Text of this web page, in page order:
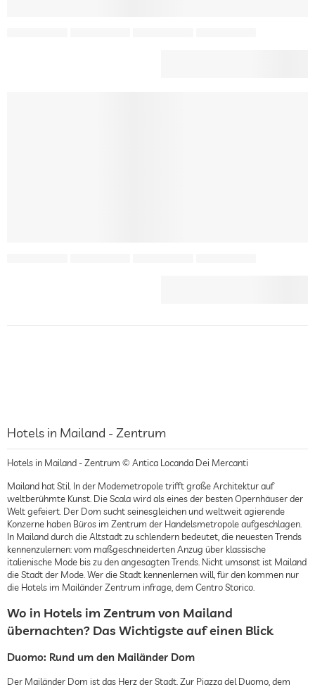
Hotels in Mailand - Zentrum
Hotels in Mailand - Zentrum © Antica Locanda Dei Mercanti
Mailand hat Stil. In der Modemetropole trifft große Architektur auf
weltberühmte Kunst. Die Scala wird als eines der besten Opernhäuser der
Welt gefeiert. Der Dom sucht seinesgleichen und weltweit agierende
Konzerne haben Büros im Zentrum der Handelsmetropole aufgeschlagen.
In Mailand durch die Altstadt zu schlendern bedeutet, die neuesten Trends
kennenzulernen: vom maßgeschneiderten Anzug über klassische
italienische Mode bis zu den angesagten Trends. Nicht umsonst ist Mailand
die Stadt der Mode. Wer die Stadt kennenlernen will, für den kommen nur
die Hotels im Mailänder Zentrum infrage, dem Centro Storico.
Wo in Hotels im Zentrum von Mailand
übernachten? Das Wichtigste auf einen Blick
Duomo: Rund um den Mailänder Dom
Der Mailänder Dom ist das Herz der Stadt. Zur Piazza del Duomo, dem